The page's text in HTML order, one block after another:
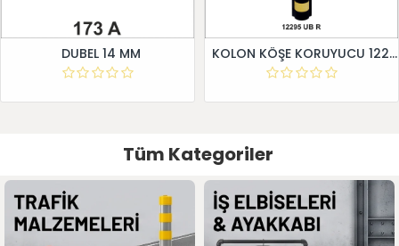
DUBEL 14 MM KOLON KÖŞE KORUYUCU 12295 UB R
Tüm Kategoriler